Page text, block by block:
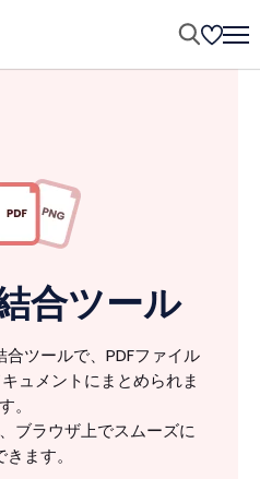
合ツール
ツールで、PDFファイル
ュメントにまとめられま
す。
ブラウザ上でスムーズに
ます。